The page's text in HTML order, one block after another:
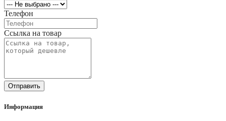
Телефон
Ссылка на товар
Отправить
Информация